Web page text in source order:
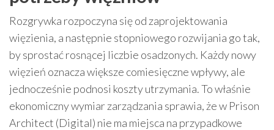
Rozgrywka rozpoczyna się od zaprojektowania
więzienia, a następnie stopniowego rozwijania go tak,
by sprostać rosnącej liczbie osadzonych. Każdy nowy
więzień oznacza większe comiesięczne wpływy, ale
jednocześnie podnosi koszty utrzymania. To właśnie
ekonomiczny wymiar zarządzania sprawia, że w Prison
Architect (Digital) nie ma miejsca na przypadkowe